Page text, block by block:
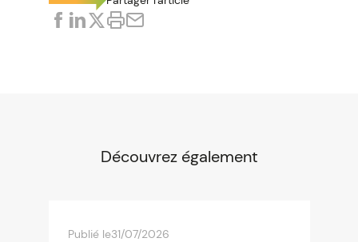
Découvrez également
Publié le31/07/2026